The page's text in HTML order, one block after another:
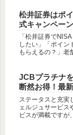
松井証券はポ
式キャンペー
「松井証券で
したい」「ポイン
もらえるの？」老
JCBプラチナ
断然お得！最
ステータスと充実
ェルジュサービス
ビスが満載ですが